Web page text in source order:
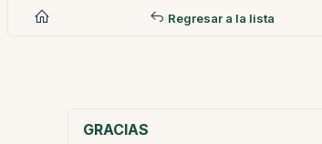
Regresar a la lista
GRACIAS